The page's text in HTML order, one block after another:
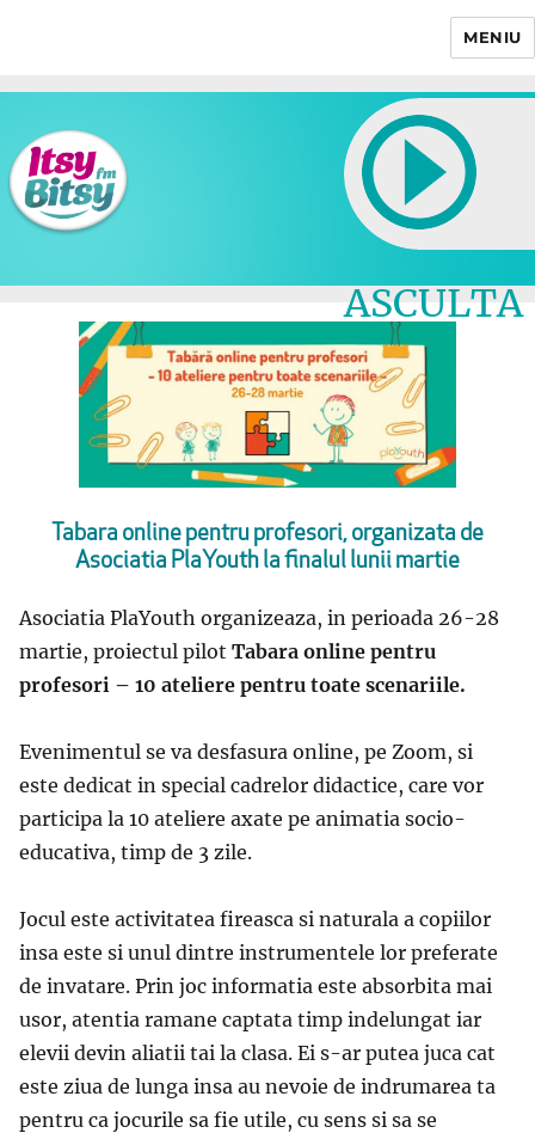
MENIU
ASCULTA
LIVE
Tabara online pentru profesori, organizata de
Asociatia PlaYouth la finalul lunii martie
Asociatia PlaYouth organizeaza, in perioada 26-28
martie, proiectul pilot Tabara online pentru
profesori – 10 ateliere pentru toate scenariile.
Evenimentul se va desfasura online, pe Zoom, si
este dedicat in special cadrelor didactice, care vor
participa la 10 ateliere axate pe animatia socio-
educativa, timp de 3 zile.
Jocul este activitatea fireasca si naturala a copiilor
insa este si unul dintre instrumentele lor preferate
de invatare. Prin joc informatia este absorbita mai
usor, atentia ramane captata timp indelungat iar
elevii devin aliatii tai la clasa. Ei s-ar putea juca cat
este ziua de lunga insa au nevoie de indrumarea ta
pentru ca jocurile sa fie utile, cu sens si sa se